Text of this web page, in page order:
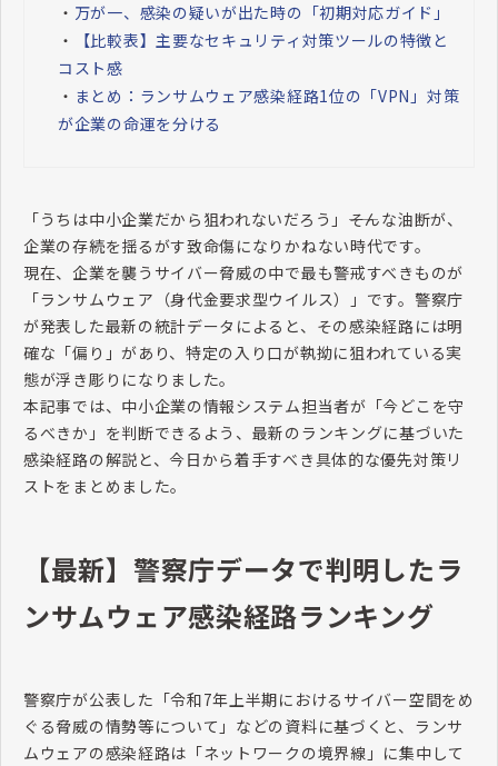
・ 万が一、感染の疑いが出た時の「初期対応ガイド」
・
【比較表】主要なセキュリティ対策ツールの特徴と
コスト感
・ まとめ：ランサムウェア感染経路1位の「VPN」対策
が企業の命運を分ける
「うちは中小企業だから狙われないだろう」――そんな油断が、
企業の存続を揺るがす致命傷になりかねない時代です。
現在、企業を襲うサイバー脅威の中で最も警戒すべきものが
「ランサムウェア（身代金要求型ウイルス）」です。警察庁
が発表した最新の統計データによると、その感染経路には明
確な「偏り」があり、特定の入り口が執拗に狙われている実
態が浮き彫りになりました。
本記事では、中小企業の情報システム担当者が「今どこを守
るべきか」を判断できるよう、最新のランキングに基づいた
感染経路の解説と、今日から着手すべき具体的な優先対策リ
ストをまとめました。
【最新】警察庁データで判明したラ
ンサムウェア感染経路ランキング
警察庁が公表した「令和7年上半期におけるサイバー空間をめ
ぐる脅威の情勢等について」などの資料に基づくと、ランサ
ムウェアの感染経路は「ネットワークの境界線」に集中して